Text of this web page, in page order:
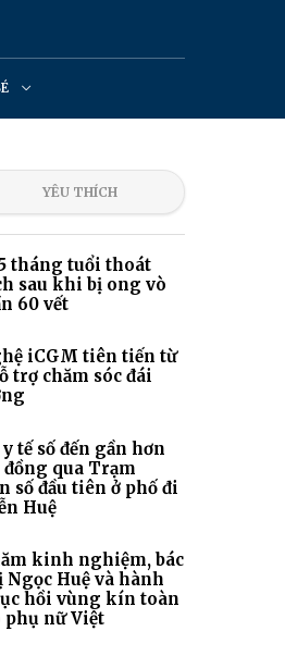
YÊU THÍCH
tháng tuổi thoát
sau khi bị ong vò
60 vết
iCGM tiên tiến từ
trợ chăm sóc đái
tế số đến gần hơn
qua Trạm
số đầu tiên ở phố đi
Huệ
kinh nghiệm, bác
Ngọc Huệ và hành
hồi vùng kín toàn
phụ nữ Việt